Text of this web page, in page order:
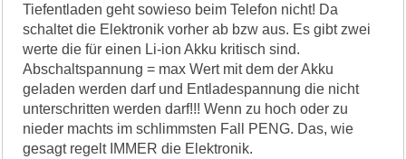
Tiefentladen geht sowieso beim Telefon nicht! Da
schaltet die Elektronik vorher ab bzw aus. Es gibt zwei
werte die für einen Li-ion Akku kritisch sind.
Abschaltspannung = max Wert mit dem der Akku
geladen werden darf und Entladespannung die nicht
unterschritten werden darf!!! Wenn zu hoch oder zu
nieder machts im schlimmsten Fall PENG. Das, wie
gesagt regelt IMMER die Elektronik.